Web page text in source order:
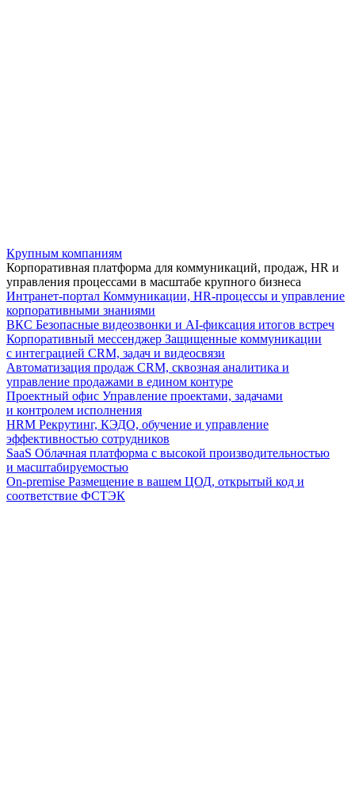
Крупным компаниям
Корпоративная платформа для коммуникаций, продаж, HR и
управления процессами в масштабе крупного бизнеса
Интранет-портал Коммуникации, HR-процессы и управление
корпоративными знаниями
ВКС Безопасные видеозвонки и AI-фиксация итогов встреч
Корпоративный мессенджер Защищенные коммуникации
с интеграцией CRM, задач и видеосвязи
Автоматизация продаж CRM, сквозная аналитика и
управление продажами в едином контуре
Проектный офис Управление проектами, задачами
и контролем исполнения
HRM Рекрутинг, КЭДО, обучение и управление
эффективностью сотрудников
SaaS Облачная платформа с высокой производительностью
и масштабируемостью
On-premise Размещение в вашем ЦОД, открытый код и
соответствие ФСТЭК